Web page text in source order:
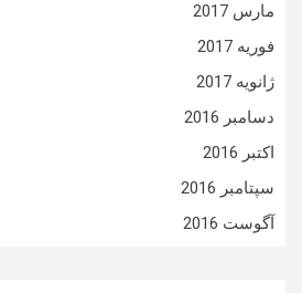
مارس 2017
فوریه 2017
ژانویه 2017
دسامبر 2016
اکتبر 2016
سپتامبر 2016
آگوست 2016